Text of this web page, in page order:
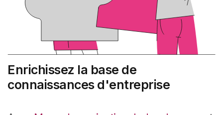
Enrichissez la base de
connaissances d'entreprise